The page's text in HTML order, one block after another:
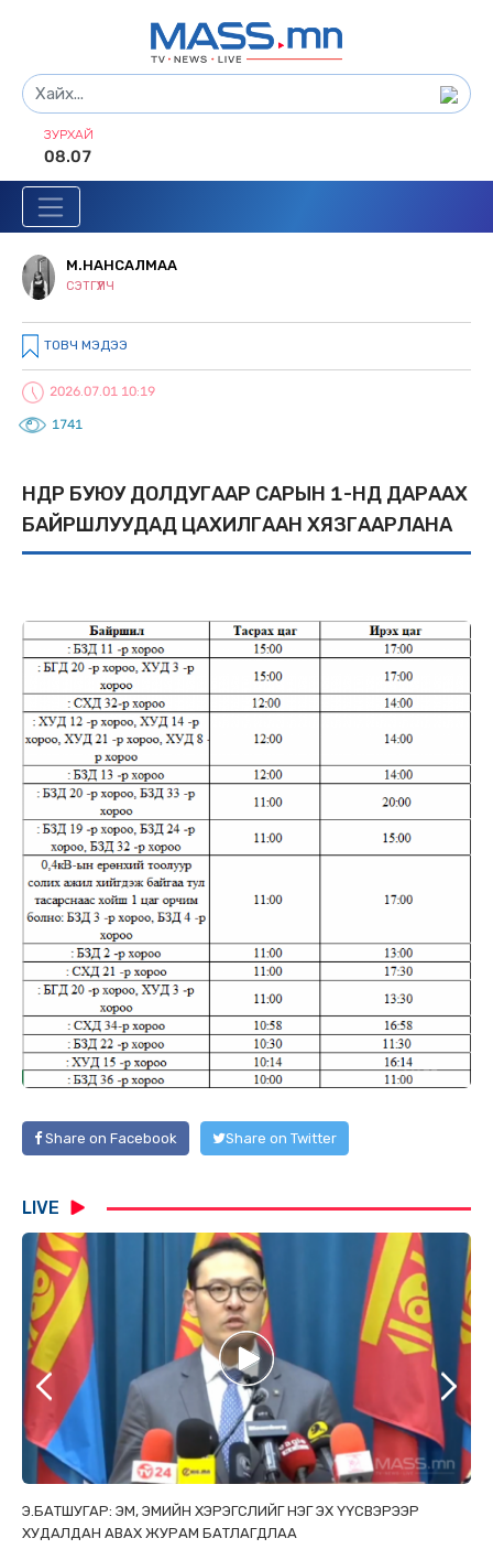
ЗУРХАЙ
08.07
М.НАНСАЛМАА
СЭТГҮҮЛЧ
ТОВЧ МЭДЭЭ
2026.07.01 10:19
1741
ӨНӨӨДӨР БУЮУ ДОЛДУГААР САРЫН 1-НД ДАРААХ
БАЙРШЛУУДАД ЦАХИЛГААН ХЯЗГААРЛАНА
Share on Facebook Share on Twitter
LIVE
Э.БАТШУГАР: ЭМ, ЭМИЙН ХЭРЭГСЛИЙГ НЭГ ЭХ ҮҮСВЭРЭЭР
ХУДАЛДАН АВАХ ЖУРАМ БАТЛАГДЛАА